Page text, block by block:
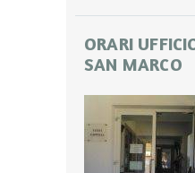
ORARI
SAN MARCO